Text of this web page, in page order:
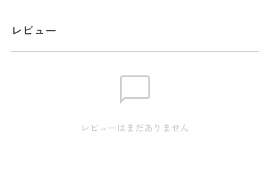
サイズ
※本表示は実寸となります。またアパレル商品タグのサイズ
レビュー
レビューはまだありません